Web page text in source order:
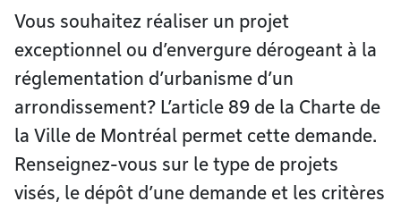
Vous souhaitez réaliser un projet
exceptionnel ou d’envergure dérogeant à la
réglementation d’urbanisme d’un
arrondissement? L’article 89 de la Charte de
la Ville de Montréal permet cette demande.
Renseignez-vous sur le type de projets
visés, le dépôt d’une demande et les critères